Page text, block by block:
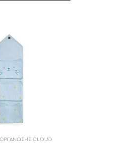
CLOUD